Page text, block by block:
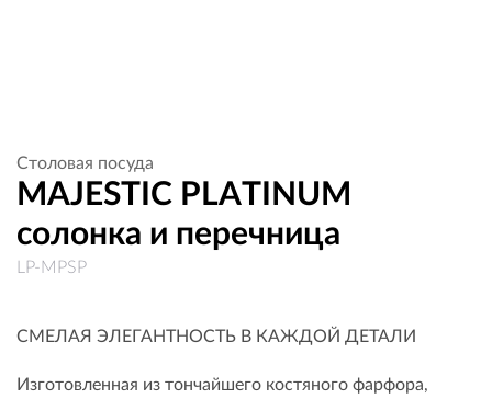
Столовая посуда
MAJESTIC PLATINUM
солонка и перечница
LP-MPSP
СМЕЛАЯ ЭЛЕГАНТНОСТЬ В КАЖДОЙ ДЕТАЛИ
Изготовленная из тончайшего костяного фарфора,